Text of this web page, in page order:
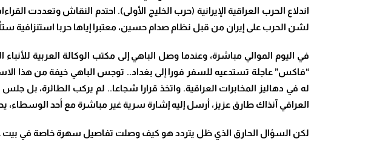
اندلاع الحرب العراقية الإيرانية (حرب الخليج الأولى). احتدم النقاش
لشن الحرب على إيران من قبل نظام صدام حسين، معتبرا إياها حربا استنزافية
في اليوم الموالي مباشرة، وعندما وصل الباهي إلى مكتب الوكالة العربية
“فاكس” عاجلة تستدعيه للسفر فورا إلى بغداد.. توجس الباهي خيفة من هذا
له في دهاليز المخابرات العراقية. واتخذ قرارا شجاعا.. لم يركب الطائرة، بل
العراقي آنذاك طارق عزيز، أرسل إليه إشارة سرية غير مباشرة مع أحد
لكن السؤال الحارق الذي ظل يتردد هو كيف وصلت تفاصيل سهرة خاصة في بيت